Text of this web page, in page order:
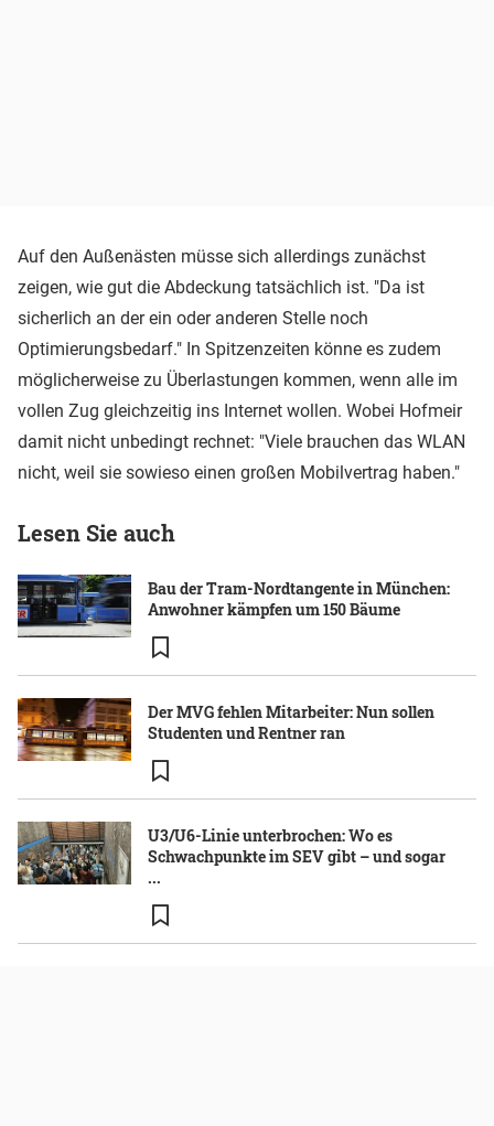
Auf den Außenästen müsse sich allerdings zunächst
zeigen, wie gut die Abdeckung tatsächlich ist. "Da ist
sicherlich an der ein oder anderen Stelle noch
Optimierungsbedarf." In Spitzenzeiten könne es zudem
möglicherweise zu Überlastungen kommen, wenn alle im
vollen Zug gleichzeitig ins Internet wollen. Wobei Hofmeir
damit nicht unbedingt rechnet: "Viele brauchen das WLAN
nicht, weil sie sowieso einen großen Mobilvertrag haben."
Lesen Sie auch
Bau der Tram-Nordtangente in München:
Anwohner kämpfen um 150 Bäume
Der MVG fehlen Mitarbeiter: Nun sollen
Studenten und Rentner ran
U3/U6-Linie unterbrochen: Wo es
Schwachpunkte im SEV gibt – und sogar
...